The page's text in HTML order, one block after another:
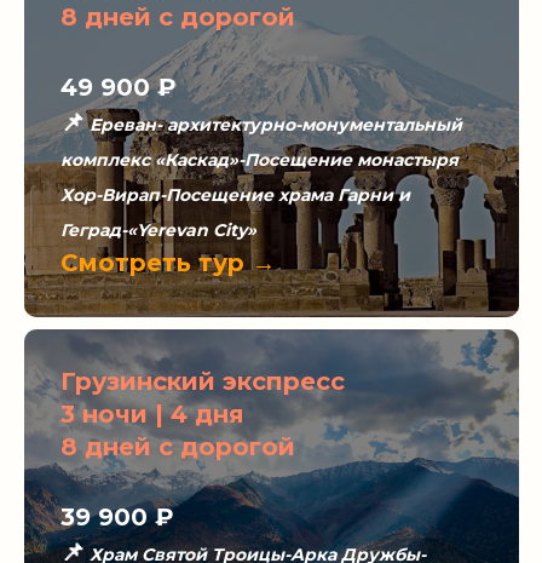
8 дней с дорогой
49 900₽
📌Ереван- архитектурно-монументальный
комплекс «Каскад»-Посещение монастыря
Хор-Вирап-Посещение храма Гарни и
Геград-«Yerevan City»
Смотреть тур →
Грузинский экспресс
3 ночи | 4 дня
8 дней с дорогой
39 900 ₽
📌 Храм Святой Троицы-Арка Дружбы-